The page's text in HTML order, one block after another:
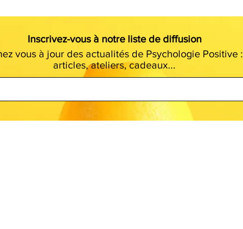
Inscrivez-vous à notre liste de diffusion
vous à jour des actualités de Psychologie Positive :
articles, ateliers, cadeaux...